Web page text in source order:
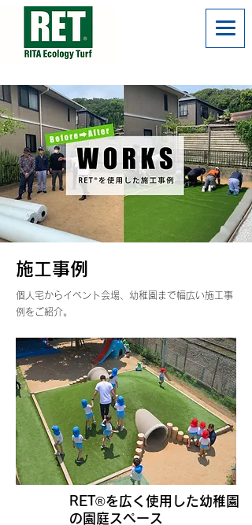
施工事例
個人宅からイベント会場、幼稚園まで幅広い施工事
例をご紹介。
RET®を広く使用した幼稚園
の園庭スペース